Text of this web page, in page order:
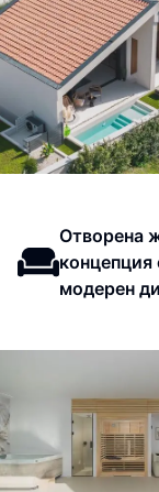
Отворена
концепция
модерен